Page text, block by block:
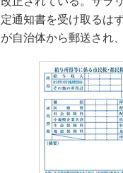
定通知書を受け取るは
が自治体から郵送され